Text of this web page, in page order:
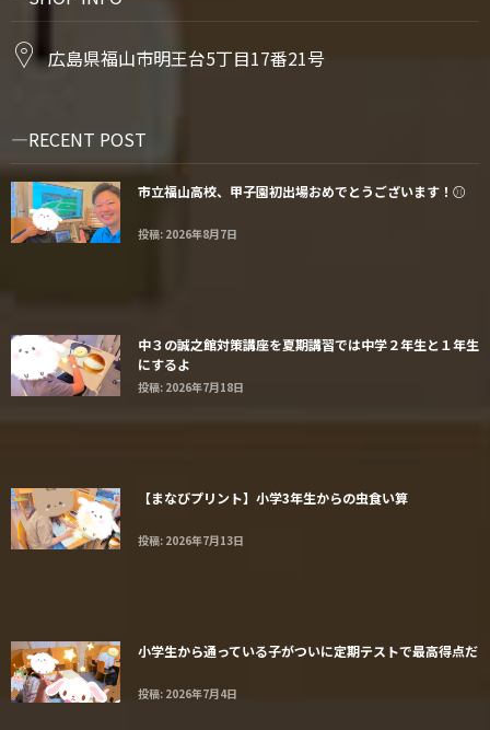
広島県福山市明王台5丁目17番21号
RECENT POST
市立福山高校、甲子園初出場おめでとうございます！⚾️
投稿: 2026年8月7日
中３の誠之館対策講座を夏期講習では中学２年生と１年生
にするよ
投稿: 2026年7月18日
【まなびプリント】小学3年生からの虫食い算
投稿: 2026年7月13日
小学生から通っている子がついに定期テストで最高得点だ
投稿: 2026年7月4日